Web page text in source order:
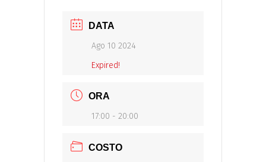
DATA
Ago 10 2024
Expired!
ORA
17:00 - 20:00
COSTO